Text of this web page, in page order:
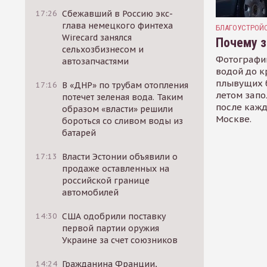
17:26 Сбежавший в Россию экс-
глава немецкого финтеха
Wirecard занялся
сельхозбизнесом и
автозапчастями
17:16 В «ДНР» по трубам отопления
потечет зеленая вода. Таким
образом «власти» решили
бороться со сливом воды из
батарей
17:13
Власти Эстонии объявили о
продаже оставленных на
российской границе
автомобилей
14:30 США одобрили поставку
первой партии оружия
Украине за счет союзников
14:24 Гражданина Франции,
Почему
водой до
плывущих
летом
после
Москве.